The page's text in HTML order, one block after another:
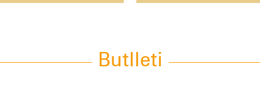
Butlleti